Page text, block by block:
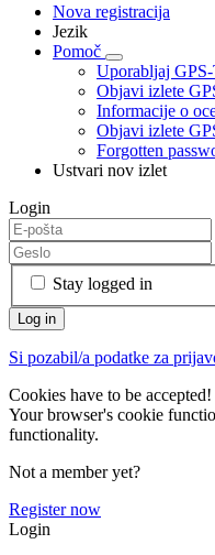
Nova registracija
Jezik
Pomoč
Uporabljaj
Objavi izlete
Informacije o
Objavi izlete
Forgotten
Ustvari nov izlet
Login
Stay logged in
Si pozabil/a podatke za
Cookies have to be accepted!
Your browser's cookie
functionality.
Not a member yet?
Register now
Login